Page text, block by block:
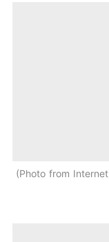
Photo from Internet